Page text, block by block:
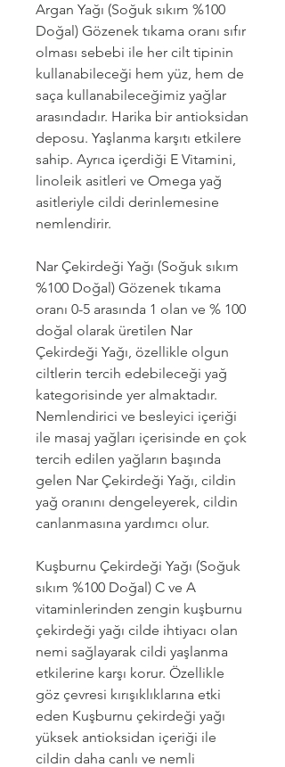
Argan Yağı (Soğuk sıkım %100
Doğal) Gözenek tıkama oranı sıfır
olması sebebi ile her cilt tipinin
kullanabileceği hem yüz, hem de
saça kullanabileceğimiz yağlar
arasındadır. Harika bir antioksidan
deposu. Yaşlanma karşıtı etkilere
sahip. Ayrıca içerdiği E Vitamini,
linoleik asitleri ve Omega yağ
asitleriyle cildi derinlemesine
nemlendirir.
Nar Çekirdeği Yağı (Soğuk sıkım
%100 Doğal) Gözenek tıkama
oranı 0-5 arasında 1 olan ve % 100
doğal olarak üretilen Nar
Çekirdeği Yağı, özellikle olgun
ciltlerin tercih edebileceği yağ
kategorisinde yer almaktadır.
Nemlendirici ve besleyici içeriği
ile masaj yağları içerisinde en çok
tercih edilen yağların başında
gelen Nar Çekirdeği Yağı, cildin
yağ oranını dengeleyerek, cildin
canlanmasına yardımcı olur.
Kuşburnu Çekirdeği Yağı (Soğuk
sıkım %100 Doğal) C ve A
vitaminlerinden zengin kuşburnu
çekirdeği yağı cilde ihtiyacı olan
nemi sağlayarak cildi yaşlanma
etkilerine karşı korur. Özellikle
göz çevresi kırışıklıklarına etki
eden Kuşburnu çekirdeği yağı
yüksek antioksidan içeriği ile
cildin daha canlı ve nemli